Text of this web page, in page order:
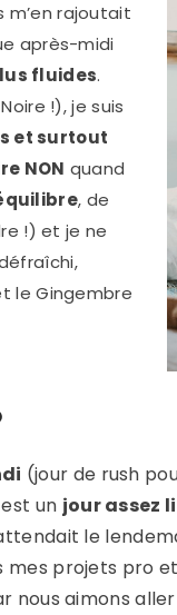
m’en rajoutait
après-midi
fluides.
!), je suis
et surtout
NON quand
, de
!) et je ne
le Gingembre
(jour de rush
un jour assez
le
mes projets pro
nous aimons